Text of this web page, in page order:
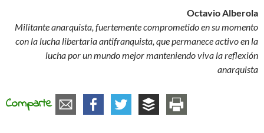
Octavio Alberola
Militante anarquista, fuertemente comprometido en su momento
con la lucha libertaria antifranquista, que permanece activo en la
lucha por un mundo mejor manteniendo viva la reflexión
anarquista
Comparte